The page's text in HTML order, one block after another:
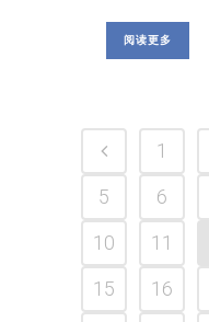
阅读更多
1
5
6
10
11
15
16